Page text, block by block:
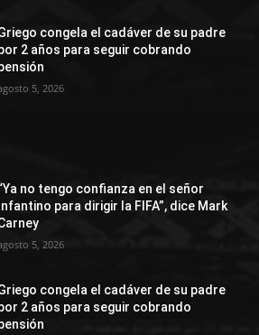
congela el cadáver de su padre
2 años para seguir cobrando
5, 2026
no tengo confianza en el señor
Infantino para dirigir la FIFA”, dice Mark
5, 2026
congela el cadáver de su padre
2 años para seguir cobrando